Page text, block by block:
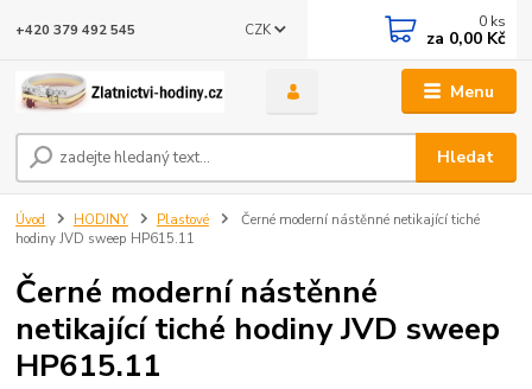
Menu
CZK
Hledat
+420 379 492 545 0 ks
za 0,00 Kč
Úvod HODINY Plastové
Černé moderní nástěnné netikající tiché
hodiny JVD sweep HP615.11
Černé moderní nástěnné
netikající tiché hodiny JVD sweep
HP615.11